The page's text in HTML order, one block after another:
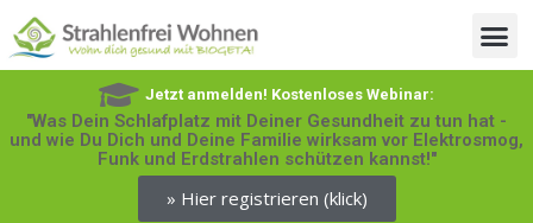
Jetzt anmelden! Kostenloses Webinar:
"Was Dein Schlafplatz mit Deiner Gesundheit zu tun hat -
und wie Du Dich und Deine Familie wirksam vor Elektrosmog,
Funk und Erdstrahlen schützen kannst!"
» Hier registrieren (klick)